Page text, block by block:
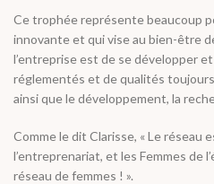
Ce trophée représente beaucoup
innovante et qui vise au bien-être
l’entreprise est de se développer
réglementés et de qualités toujours
ainsi que le développement, la
Comme le dit Clarisse, « Le réseau
l’entreprenariat, et les Femmes de
réseau de femmes ! ».